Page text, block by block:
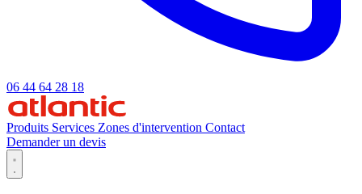
06 44 64 28 18
Produits Services Zones d'intervention Contact
Demander un devis